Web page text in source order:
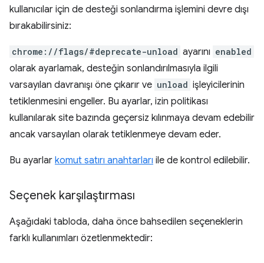
kullanıcılar için de desteği sonlandırma işlemini devre dışı
bırakabilirsiniz:
chrome://flags/#deprecate-unload ayarını enabled
olarak ayarlamak, desteğin sonlandırılmasıyla ilgili
varsayılan davranışı öne çıkarır ve unload işleyicilerinin
tetiklenmesini engeller. Bu ayarlar, izin politikası
kullanılarak site bazında geçersiz kılınmaya devam edebilir
ancak varsayılan olarak tetiklenmeye devam eder.
Bu ayarlar komut satırı anahtarları ile de kontrol edilebilir.
Seçenek karşılaştırması
Aşağıdaki tabloda, daha önce bahsedilen seçeneklerin
farklı kullanımları özetlenmektedir: